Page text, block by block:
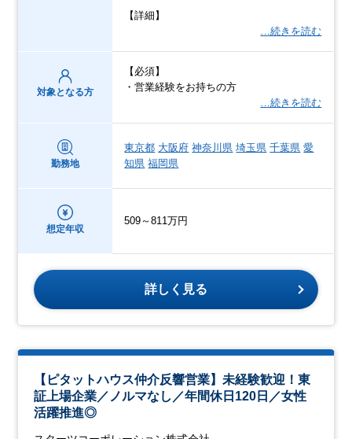
【詳細】
…続きを読む
対象となる方
【必須】
・営業経験をお持ちの方
…続きを読む
勤務地
東京都 大阪府 神奈川県 埼玉県 千葉県 愛
知県 福岡県
想定年収
509～811万円
詳しく見る
【ピタットハウス仲介反響営業】未経験歓迎！東
証上場企業／ノルマなし／年間休日120日／女性
活躍推進◎